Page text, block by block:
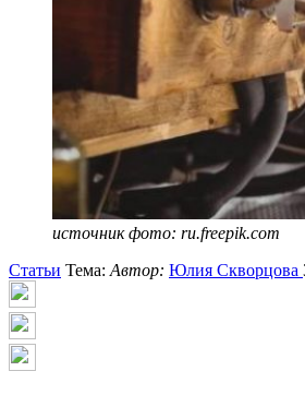
источник фото: ru.freepik.com
Статьи Тема: Автор: Юлия Скворцова